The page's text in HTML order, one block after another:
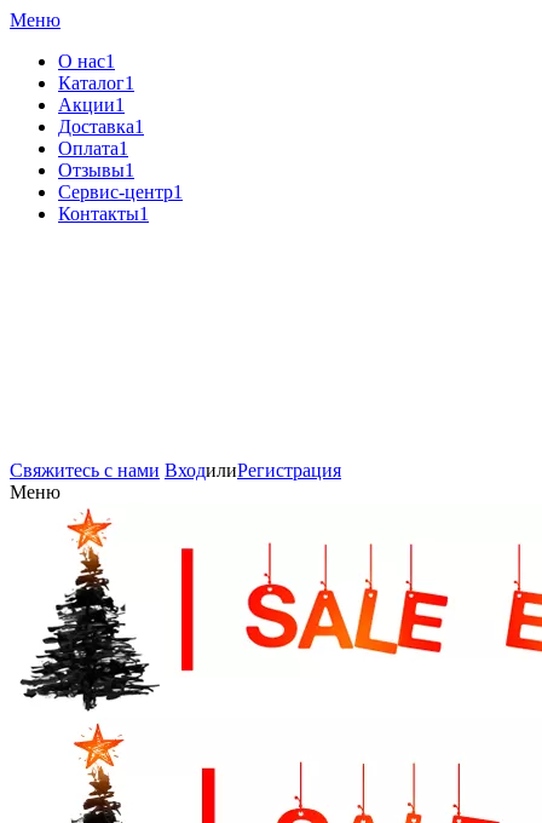
Меню
О нас1
Каталог1
Акции1
Доставка1
Оплата1
Отзывы1
Сервис-центр1
Контакты1
Свяжитесь с нами ВходилиРегистрация
Меню